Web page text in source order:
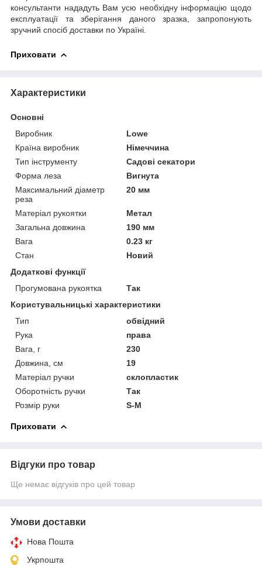
консультанти нададуть Вам усю необхідну інформацію щодо
експлуатації та зберігання даного зразка, запропонують
зручний спосіб доставки по Україні.
Приховати
Характеристики
Основні
Виробник
Lowe
Країна виробник
Німеччина
Тип інструменту
Садові секатори
Форма леза
Вигнута
Максимальний діаметр
реза
20 мм
Матеріал рукоятки
Метал
Загальна довжина
190 мм
Вага
0.23 кг
Стан
Новий
Додаткові функції
Прогумована рукоятка
Так
Користувальницькі характеристики
Тип
обвідний
Рука
права
Вага, г
230
Довжина, см
19
Матеріал ручки
склопластик
Оборотність ручки
Так
Розмір руки
S-M
Приховати
Відгуки про товар
Ще немає відгуків про цей товар
Умови доставки
Нова Пошта
Укрпошта